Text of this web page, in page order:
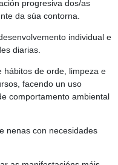
progresiva dos/as
da súa contorna.
individual e
diarias.
hábitos de orde, limpeza e
facendo un uso
comportamento ambiental
nenas con necesidades